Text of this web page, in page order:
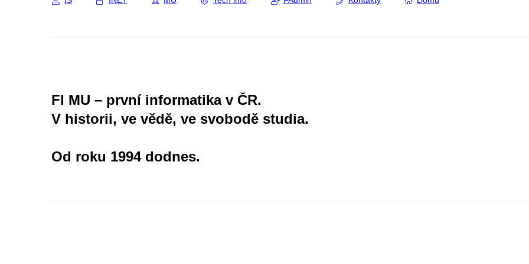
FI MU – první informatika v ČR.
V historii, ve vědě, ve svobodě studia.
Od roku 1994 dodnes.